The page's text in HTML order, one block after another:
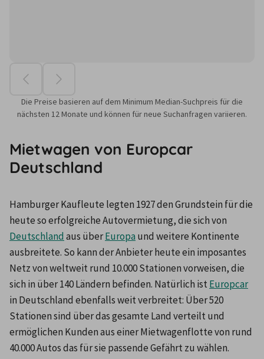
Die Preise basieren auf dem Minimum Median-Suchpreis für die
nächsten 12 Monate und können für neue Suchanfragen variieren.
Mietwagen von Europcar
Deutschland
Hamburger Kaufleute legten 1927 den Grundstein für die
heute so erfolgreiche Autovermietung, die sich von
Deutschland aus über Europa und weitere Kontinente
ausbreitete. So kann der Anbieter heute ein imposantes
Netz von weltweit rund 10.000 Stationen vorweisen, die
sich in über 140 Ländern befinden. Natürlich ist Europcar
in Deutschland ebenfalls weit verbreitet: Über 520
Stationen sind über das gesamte Land verteilt und
ermöglichen Kunden aus einer Mietwagenflotte von rund
40.000 Autos das für sie passende Gefährt zu wählen.